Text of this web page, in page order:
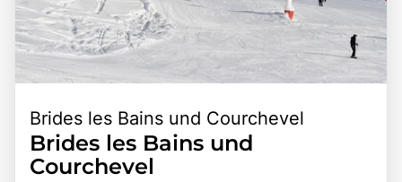
Brides les Bains und Courchevel
Brides les Bains und
Courchevel